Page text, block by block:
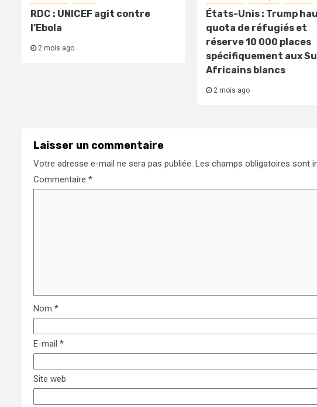
RDC : UNICEF agit contre
l’Ebola
2 mois ago
États-Unis : Trump
quota de réfugiés et
réserve 10 000 places
spécifiquement aux
Africains blancs
2 mois ago
Laisser un commentaire
Votre adresse e-mail ne sera pas publiée. Les champs obligatoires sont
Commentaire *
Nom *
E-mail *
Site web